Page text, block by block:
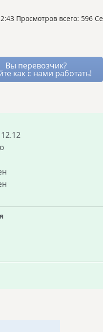
его работу
через встроенный
варианты и
устраивая
услуг остаётся
заранее.
или догрузом
уже
в том же
снизить для вас
частично
транспорт и
Просмотров всего: 596
Вы перевозчик?
как с нами работать!